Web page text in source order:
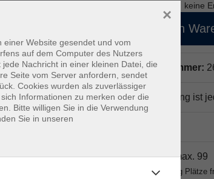
Sie
sowie
die einfache und
keine
In den
Kursnummer:
Anmeldung ist
Plätze:max. 99
Noch genug Plätze
Website gesendet und vom
auf dem Computer des Nutzers
Nachricht in einer kleinen Datei, die
Seite vom Server anfordern, sendet
Cookies wurden als zuverlässiger
Informationen zu merken oder die
Bitte willigen Sie in die Verwendung
Sie in unseren
×